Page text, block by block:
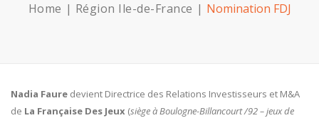
Home Région Ile-de-France Nomination FDJ
Nadia Faure devient Directrice des Relations Investisseurs et M&A
de La Française Des Jeux (siège à Boulogne-Billancourt /92 – jeux de